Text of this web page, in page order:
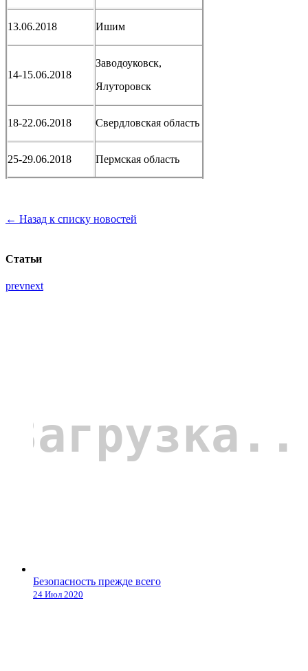
13.06.2018 Ишим
14-15.06.2018
Заводоуковск,
Ялуторовск
18-22.06.2018 Свердловская область
25-29.06.2018 Пермская область
← Назад к списку новостей
Статьи
prevnext
Безопасность прежде всего
24 Июл 2020